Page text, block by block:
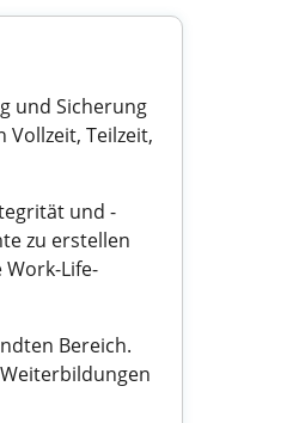
und Sicherung
Teilzeit,
und -
zu erstellen
Life-
Bereich.